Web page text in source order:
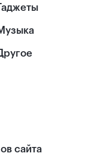
сайта